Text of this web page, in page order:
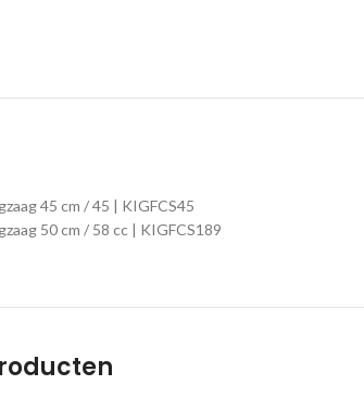
45 cm / 45 | KIGFCS45
50 cm / 58 cc | KIGFCS189